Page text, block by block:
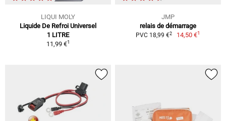
LIQUI MOLY
Liquide De Refroi Universel
1 LITRE
11,99 €1
JMP
relais de démarrage
PVC 18,99 €2 14,50 €1